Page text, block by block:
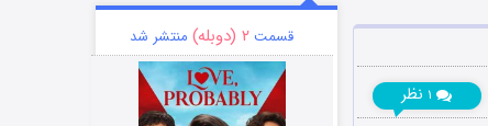
۱ نظر
قسمت ۲ (دوبله) منتشر شد